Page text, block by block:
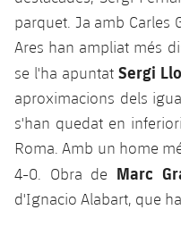
Classificació
Agenda
plusicon
més
Actualitat
Jugadors
Resultats
Voleibol
plusicon
més
Notícies
Voleibol masculí
Apunta't a les
plusicon
més
Apunta't a les
Carnet de
PLUSICON
MÉS
League of Legends
parquet. Ja amb Carles
Ares han ampliat més
se l'ha apuntatSergi
aproximacions dels
s'han quedat en
Roma. Amb un home
4-0. Obra de Marc
d'Ignacio Alabart, que